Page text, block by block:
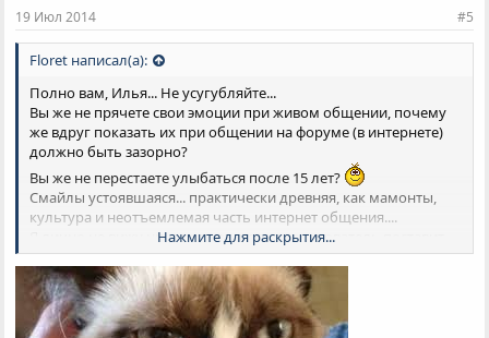
:
19 Июл 2014 #5
Floret написал(а):
Полно вам, Илья... Не усугубляйте...
Вы же не прячете свои эмоции при живом общении, почему
же вдруг показать их при общении на форуме (в интернете)
должно быть зазорно?
Вы же не перестаете улыбаться после 15 лет?
Смайлы устоявшаяся... практически древняя, как мамонты,
культура и неотъемлемая часть интернет общения....
Я лично не вижу ничего плохо, если пользователь поставит
смайл, выражающий его эмоции в данный момент. Если
человек не перебарщивает и использует смайлы дозировано,
это никак не может говорить о его возрасте или уровне
умственного развития.
Нажмите для раскрытия...